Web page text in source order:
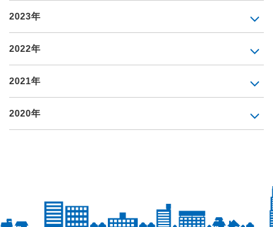
2023年
2022年
2021年
2020年